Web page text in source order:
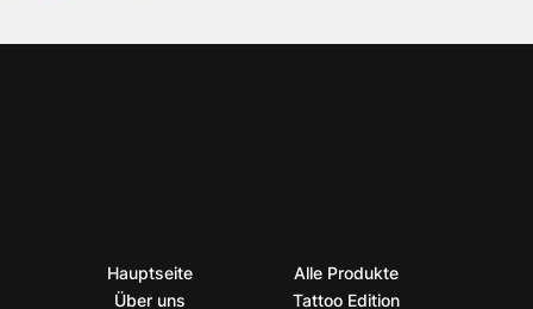
Hauptseite
Über uns
Alle Produkte
Tattoo Edition